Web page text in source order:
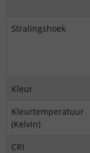
Stralingshoek
Kleur
Kleurtemperatuur
(Kelvin)
CRI